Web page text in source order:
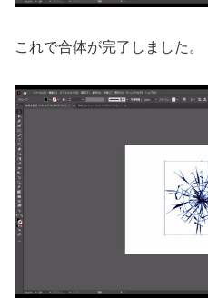
これで合体が完了しました。